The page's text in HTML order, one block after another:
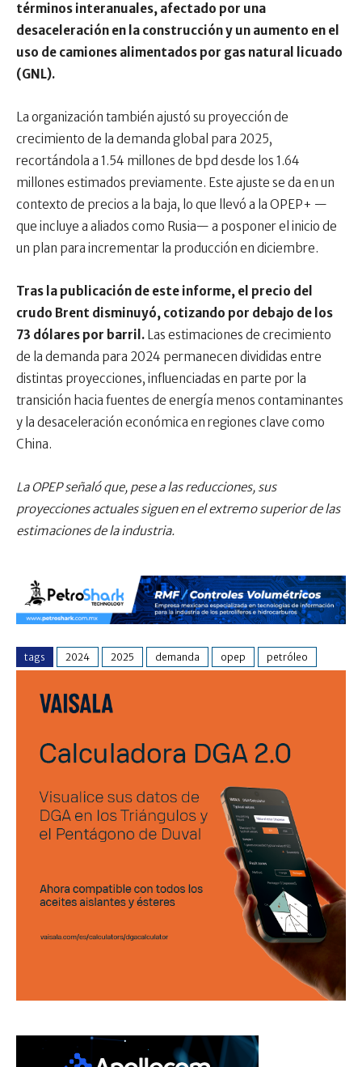
términos interanuales, afectado por una
desaceleración en la construcción y un aumento en el
uso de camiones alimentados por gas natural licuado
(GNL).
La organización también ajustó su proyección de
crecimiento de la demanda global para 2025,
recortándola a 1.54 millones de bpd desde los 1.64
millones estimados previamente. Este ajuste se da en un
contexto de precios a la baja, lo que llevó a la OPEP+ —
que incluye a aliados como Rusia— a posponer el inicio de
un plan para incrementar la producción en diciembre.
Tras la publicación de este informe, el precio del
crudo Brent disminuyó, cotizando por debajo de los
73 dólares por barril. Las estimaciones de crecimiento
de la demanda para 2024 permanecen divididas entre
distintas proyecciones, influenciadas en parte por la
transición hacia fuentes de energía menos contaminantes
y la desaceleración económica en regiones clave como
China.
La OPEP señaló que, pese a las reducciones, sus
proyecciones actuales siguen en el extremo superior de las
estimaciones de la industria.
tags 2024 2025 demanda opep petróleo